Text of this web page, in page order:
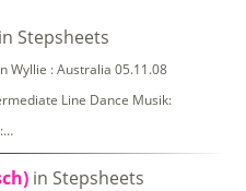
in Stepsheets
Wyllie : Australia 05.11.08
Line Dance Musik:
in Stepsheets